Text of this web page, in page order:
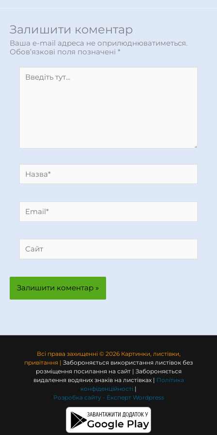
Залишити коментар
Ваша e-mail адреса не оприлюднюватиметься.
Обов’язкові поля позначені *
тут...
Всі права захищенні © 2026 Картинки, листівки,
привітання | Забороняється використання листівок без
розміщення посилання на сайт | Забороняється
видалення водяних знаків на листівках | Політика
конфіденційності |
Розробка сайту - Експерт Wordpress